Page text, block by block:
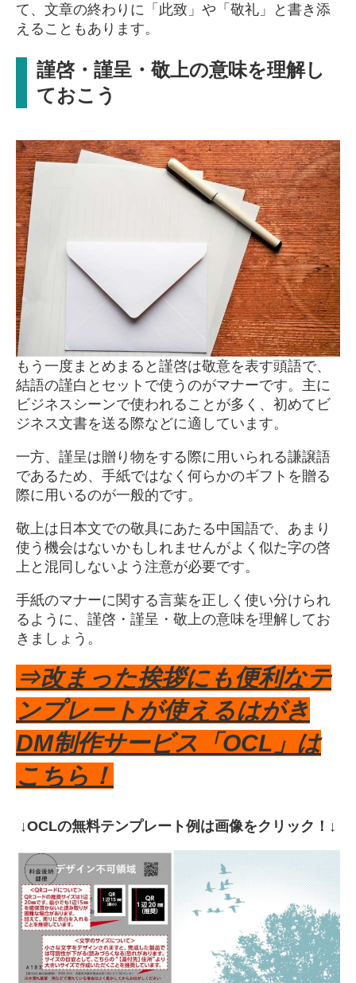
て、文章の終わりに「此致」や「敬礼」と書き添
えることもあります。
謹啓・謹呈・敬上の意味を理解し
ておこう
もう一度まとめまると謹啓は敬意を表す頭語で、
結語の謹白とセットで使うのがマナーです。主に
ビジネスシーンで使われることが多く、初めてビ
ジネス文書を送る際などに適しています。
一方、謹呈は贈り物をする際に用いられる謙譲語
であるため、手紙ではなく何らかのギフトを贈る
際に用いるのが一般的です。
敬上は日本文での敬具にあたる中国語で、あまり
使う機会はないかもしれませんがよく似た字の啓
上と混同しないよう注意が必要です。
手紙のマナーに関する言葉を正しく使い分けられ
るように、謹啓・謹呈・敬上の意味を理解してお
きましょう。
⇒改まった挨拶にも便利なテ
ンプレートが使えるはがき
DM制作サービス「OCL」は
こちら！
↓OCLの無料テンプレート例は画像をクリック！↓